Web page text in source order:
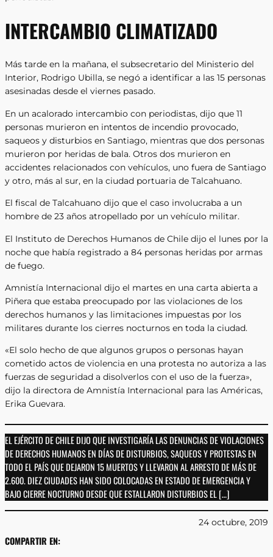
INTERCAMBIO CLIMATIZADO
Más tarde en la mañana, el subsecretario del Ministerio del
Interior, Rodrigo Ubilla, se negó a identificar a las 15 personas
asesinadas desde el viernes pasado.
En un acalorado intercambio con periodistas, dijo que 11
personas murieron en intentos de incendio provocado,
saqueos y disturbios en Santiago, mientras que dos personas
murieron por heridas de bala. Otros dos murieron en
accidentes relacionados con vehículos, uno fuera de Santiago
y otro, más al sur, en la ciudad portuaria de Talcahuano.
El fiscal de Talcahuano dijo que el caso involucraba a un
hombre de 23 años atropellado por un vehículo militar.
El Instituto de Derechos Humanos de Chile dijo el lunes por la
noche que había registrado a 84 personas heridas por armas
de fuego.
Amnistía Internacional dijo el martes en una carta abierta a
Piñera que estaba preocupado por las violaciones de los
derechos humanos y las limitaciones impuestas por los
militares durante los cierres nocturnos en toda la ciudad.
«El solo hecho de que algunos grupos o personas hayan
cometido actos de violencia en una protesta no autoriza a las
fuerzas de seguridad a disolverlos con el uso de la fuerza»,
dijo la directora de Amnistía Internacional para las Américas,
Erika Guevara.
EL EJÉRCITO DE CHILE DIJO QUE INVESTIGARÍA LAS DENUNCIAS DE VIOLACIONES
DE DERECHOS HUMANOS EN DÍAS DE DISTURBIOS, SAQUEOS Y PROTESTAS EN
TODO EL PAÍS QUE DEJARON 15 MUERTOS Y LLEVARON AL ARRESTO DE MÁS DE
2.600. DIEZ CIUDADES HAN SIDO COLOCADAS EN ESTADO DE EMERGENCIA Y
BAJO CIERRE NOCTURNO DESDE QUE ESTALLARON DISTURBIOS EL […]
COMPARTIR EN:
24 octubre, 2019